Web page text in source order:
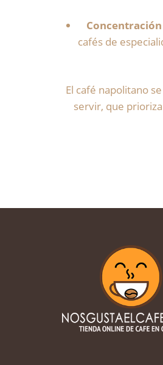
cafés de
El café napolitano
servir, que